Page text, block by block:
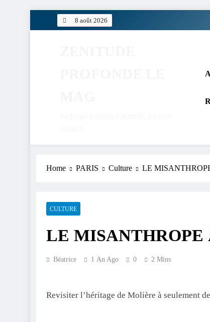
8 août 2026
Home PARIS Culture LE
CULTURE
LE MISANTHROPE
Béatrice 1 An Ago 0 2 Mins
Revisiter l’héritage de Molière à seulement